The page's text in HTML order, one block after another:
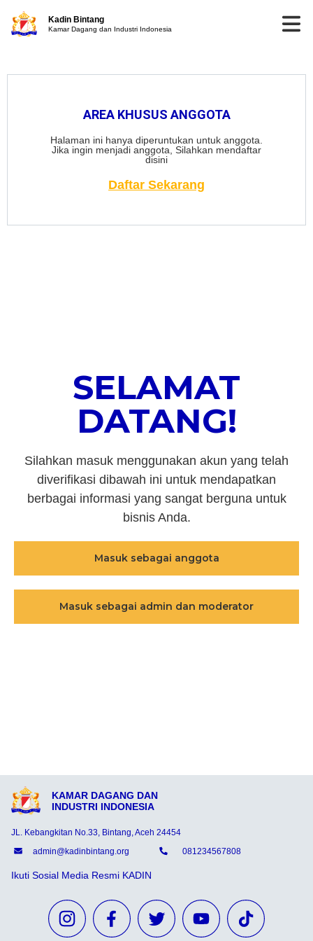
Kadin Bintang
Kamar Dagang dan Industri Indonesia
AREA KHUSUS ANGGOTA
Halaman ini hanya diperuntukan untuk anggota.
Jika ingin menjadi anggota, Silahkan mendaftar
disini
Daftar Sekarang
SELAMAT
DATANG!
Silahkan masuk menggunakan akun yang telah
diverifikasi dibawah ini untuk mendapatkan
berbagai informasi yang sangat berguna untuk
bisnis Anda.
Masuk sebagai anggota
Masuk sebagai admin dan moderator
KAMAR DAGANG DAN
INDUSTRI INDONESIA
JL. Kebangkitan No.33, Bintang, Aceh 24454
admin@kadinbintang.org
081234567808
Ikuti Sosial Media Resmi KADIN